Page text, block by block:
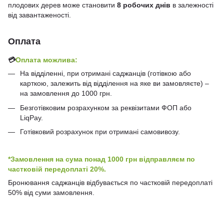
плодових дерев може становити 8 робочих днів в залежності
від завантаженості.
Оплата
💳Оплата можлива:
На відділенні, при отримані саджанців (готівкою або
карткою, залежить від відділення на яке ви замовляєте) –
на замовлення до 1000 грн.
Безготівковим розрахунком за реквізитами ФОП або
LiqPay.
Готівковий розрахунок при отримані самовивозу.
*Замовлення на сума понад 1000 грн відправляєм по
частковій передоплаті 20%.
Бронювання саджанців відбувається по частковій передоплаті
50% від суми замовлення.